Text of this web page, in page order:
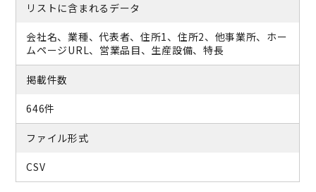
リストに含まれるデータ
会社名、業種、代表者、住所1、住所2、他事業所、ホー
ムページURL、営業品目、生産設備、特長
掲載件数
646件
ファイル形式
CSV